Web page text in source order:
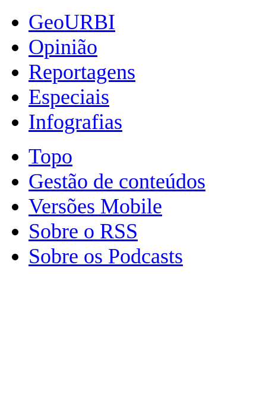
GeoURBI
Opinião
Reportagens
Especiais
Infografias
Topo
Gestão de conteúdos
Versões Mobile
Sobre o RSS
Sobre os Podcasts